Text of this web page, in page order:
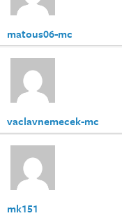
matous06-mc
vaclavnemecek-mc
mk151